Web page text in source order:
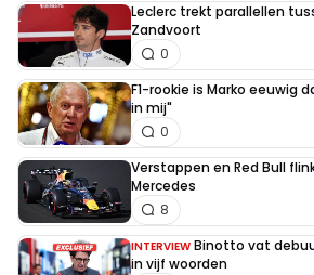
Leclerc trekt parallellen
Zandvoort
0
F1-rookie is Marko eeuwig
in mij"
0
Verstappen en Red Bull
Mercedes
8
INTERVIEW Binotto vat
in vijf woorden